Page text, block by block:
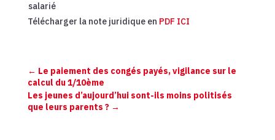
salarié
Télécharger la note juridique en PDF ICI
← Le paiement des congés payés, vigilance sur le
calcul du 1/10ème
Les jeunes d’aujourd’hui sont-ils moins politisés
que leurs parents ?→